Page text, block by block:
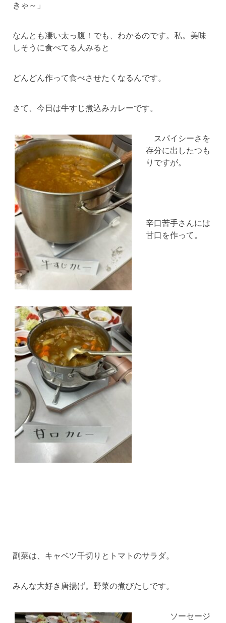
きゃ～」
なんとも凄い太っ腹！でも、わかるのです。私。美味
しそうに食べてる人みると
どんどん作って食べさせたくなるんです。
さて、今日は牛すじ煮込みカレーです。
スパイシーさを
存分に出したつも
りですが。
辛口苦手さんには
甘口を作って。
副菜は、キャベツ千切りとトマトのサラダ。
みんな大好き唐揚げ。野菜の煮びたしです。
ソーセージ